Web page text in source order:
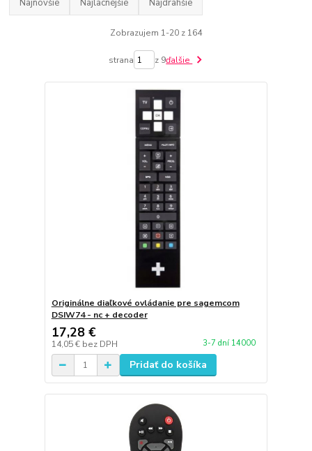
Najnovšie Najlacnejšie Najdrahšie
Zobrazujem 1-20 z 164
strana z 9ďalšie
Originálne diaľkové ovládanie pre sagemcom
DSIW74 - nc + decoder
17,28 €
14,05 € bez DPH 3-7 dní 14000
Pridať do košíka